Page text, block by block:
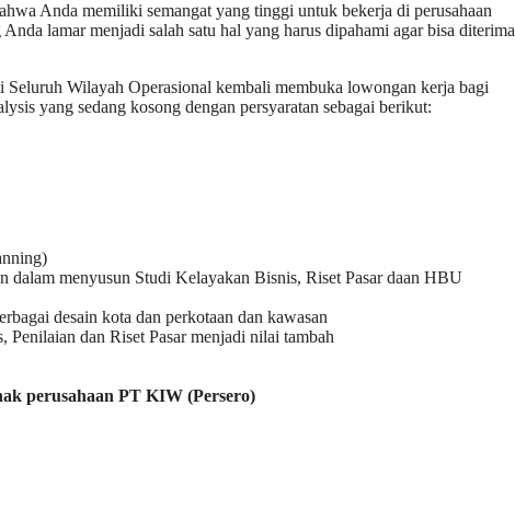
Anda memiliki semangat yang tinggi untuk bekerja di perusahaan
lamar menjadi salah satu hal yang harus dipahami agar bisa diterima
Wilayah Operasional kembali membuka lowongan kerja bagi
yang sedang kosong dengan persyaratan sebagai berikut:
dalam menyusun Studi Kelayakan Bisnis, Riset Pasar daan HBU
desain kota dan perkotaan dan kawasan
dan Riset Pasar menjadi nilai tambah
perusahaan PT KIW (Persero)